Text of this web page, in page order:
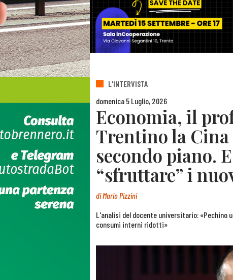
L'INTERVISTA
domenica 5 Luglio, 2026
Economia, il
Trentino la
secondo piano.
“sfruttare” i
diMario Pizzini
L'analisi del docente universitario: «Pechino
consumi interni ridotti»